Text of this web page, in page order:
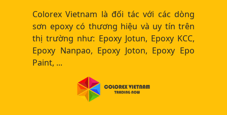
Colorex Vietnam là đối tác với các dòng
sơn epoxy có thương hiệu và uy tín trên
thị trường như: Epoxy Jotun, Epoxy KCC,
Epoxy Nanpao, Epoxy Joton, Epoxy Epo
Paint, ...